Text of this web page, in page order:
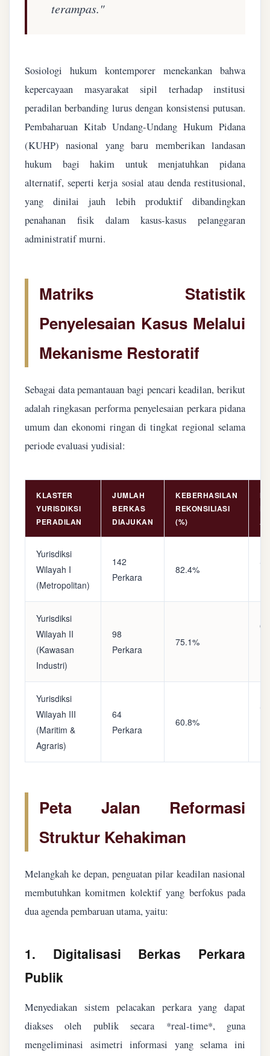
terampas."
Sosiologi hukum kontemporer menekankan bahwa
kepercayaan masyarakat sipil terhadap institusi
peradilan berbanding lurus dengan konsistensi putusan.
Pembaharuan Kitab Undang-Undang Hukum Pidana
(KUHP) nasional yang baru memberikan landasan
hukum bagi hakim untuk menjatuhkan pidana
alternatif, seperti kerja sosial atau denda restitusional,
yang dinilai jauh lebih produktif dibandingkan
penahanan fisik dalam kasus-kasus pelanggaran
administratif murni.
Matriks Statistik
Penyelesaian Kasus Melalui
Mekanisme Restoratif
Sebagai data pemantauan bagi pencari keadilan, berikut
adalah ringkasan performa penyelesaian perkara pidana
umum dan ekonomi ringan di tingkat regional selama
periode evaluasi yudisial:
KLASTER
YURISDIKSI
PERADILAN
JUMLAH
BERKAS
DIAJUKAN
KEBERHASILAN
REKONSILIASI
(%)
Yurisdiksi
Wilayah I
(Metropolitan)
142
Perkara
82.4%
Yurisdiksi
Wilayah II
(Kawasan
Industri)
98
Perkara
75.1%
Yurisdiksi
Wilayah III
(Maritim &
Agraris)
64
Perkara
60.8%
Peta Jalan Reformasi
Struktur Kehakiman
Melangkah ke depan, penguatan pilar keadilan nasional
membutuhkan komitmen kolektif yang berfokus pada
dua agenda pembaruan utama, yaitu:
1. Digitalisasi Berkas Perkara
Publik
Menyediakan sistem pelacakan perkara yang dapat
diakses oleh publik secara *real-time*, guna
mengeliminasi asimetri informasi yang selama ini